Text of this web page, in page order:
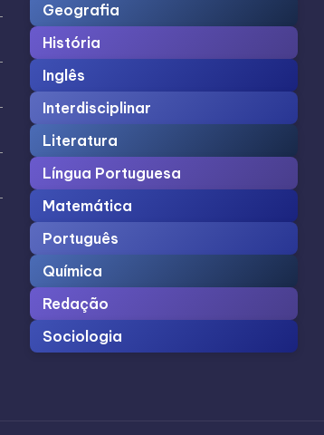
Geografia
História
Inglês
Interdisciplinar
Literatura
Língua Portuguesa
Matemática
Português
Química
Redação
Sociologia